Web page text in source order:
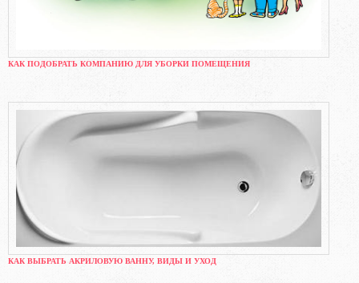
КАК ПОДОБРАТЬ КОМПАНИЮ ДЛЯ УБОРКИ ПОМЕЩЕНИЯ
КАК ВЫБРАТЬ АКРИЛОВУЮ ВАННУ, ВИДЫ И УХОД